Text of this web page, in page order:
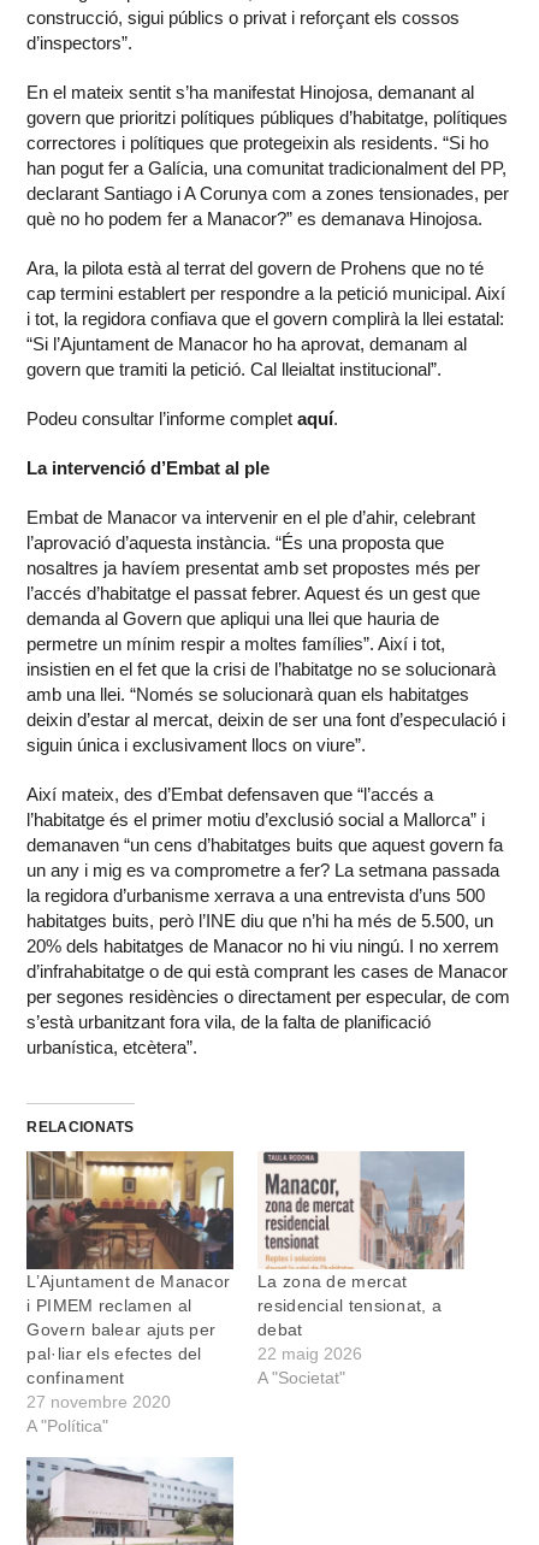
construcció, sigui públics o privat i reforçant els cossos
d’inspectors”.
En el mateix sentit s’ha manifestat Hinojosa, demanant al
govern que prioritzi polítiques públiques d’habitatge, polítiques
correctores i polítiques que protegeixin als residents. “Si ho
han pogut fer a Galícia, una comunitat tradicionalment del PP,
declarant Santiago i A Corunya com a zones tensionades, per
què no ho podem fer a Manacor?” es demanava Hinojosa.
Ara, la pilota està al terrat del govern de Prohens que no té
cap termini establert per respondre a la petició municipal. Així
i tot, la regidora confiava que el govern complirà la llei estatal:
“Si l’Ajuntament de Manacor ho ha aprovat, demanam al
govern que tramiti la petició. Cal lleialtat institucional”.
Podeu consultar l’informe completaquí.
La intervenció d’Embat al ple
Embat de Manacor va intervenir en el ple d’ahir, celebrant
l’aprovació d’aquesta instància. “És una proposta que
nosaltres ja havíem presentat amb set propostes més per
l’accés d’habitatge el passat febrer. Aquest és un gest que
demanda al Govern que apliqui una llei que hauria de
permetre un mínim respir a moltes famílies”. Així i tot,
insistien en el fet que la crisi de l’habitatge no se solucionarà
amb una llei. “Només se solucionarà quan els habitatges
deixin d’estar al mercat, deixin de ser una font d’especulació i
siguin única i exclusivament llocs on viure”.
Així mateix, des d’Embat defensaven que “l’accés a
l’habitatge és el primer motiu d’exclusió social a Mallorca” i
demanaven “un cens d’habitatges buits que aquest govern fa
un any i mig es va comprometre a fer? La setmana passada
la regidora d’urbanisme xerrava a una entrevista d’uns 500
habitatges buits, però l’INE diu que n’hi ha més de 5.500, un
20% dels habitatges de Manacor no hi viu ningú. I no xerrem
d’infrahabitatge o de qui està comprant les cases de Manacor
per segones residències o directament per especular, de com
s’està urbanitzant fora vila, de la falta de planificació
urbanística, etcètera”.
RELACIONATS
L’Ajuntament de Manacor
i PIMEM reclamen al
Govern balear ajuts per
pal·liar els efectes del
confinament
27 novembre 2020
A "Política"
La zona de mercat
residencial tensionat, a
debat
22 maig 2026
A "Societat"